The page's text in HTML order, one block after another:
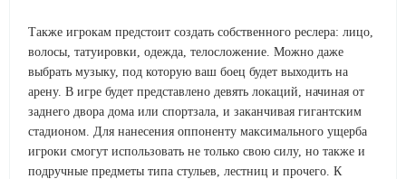
Также игрокам предстоит создать собственного реслера: лицо,
волосы, татуировки, одежда, телосложение. Можно даже
выбрать музыку, под которую ваш боец будет выходить на
арену. В игре будет представлено девять локаций, начиная от
заднего двора дома или спортзала, и заканчивая гигантским
стадионом. Для нанесения оппоненту максимального ущерба
игроки смогут использовать не только свою силу, но также и
подручные предметы типа стульев, лестниц и прочего. К